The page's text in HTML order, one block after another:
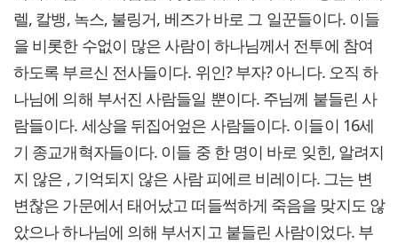
렐, 칼뱅, 녹스, 불링거, 베즈가 바로 그 일꾼들이다. 이들
을 비롯한 수없이 많은 사람이 하나님께서 전투에 참여
하도록 부르신 전사들이다. 위인? 부자? 아니다. 오직 하
나님에 의해 부서진 사람들일 뿐이다. 주님께 붙들린 사
람들이다. 세상을 뒤집어엎은 사람들이다. 이들이 16세
기 종교개혁자들이다. 이들 중 한 명이 바로 잊힌, 알려지
지 않은 , 기억되지 않은 사람 피에르 비레이다. 그는 변
변찮은 가문에서 태어났고 떠들썩하게 죽음을 맞지도 않
았으나 하나님에 의해 부서지고 붙들린 사람이었다. 부